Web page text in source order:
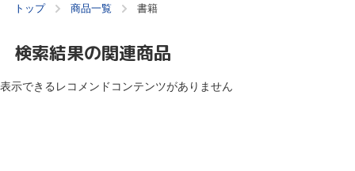
トップ 商品一覧 書籍
検索結果の関連商品
表示できるレコメンドコンテンツがありません